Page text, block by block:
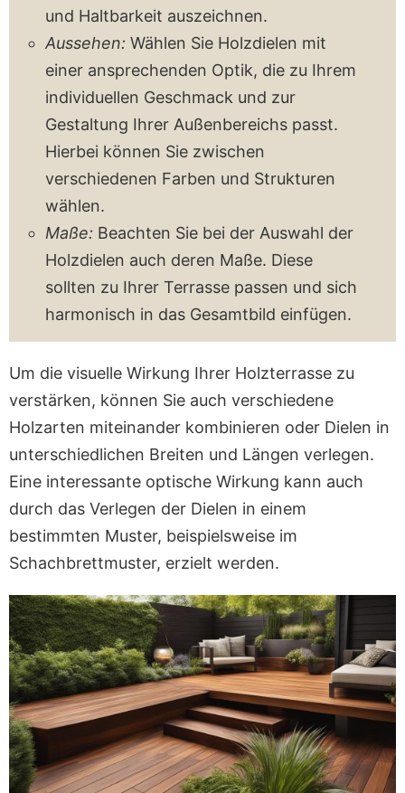
und Haltbarkeit auszeichnen.
Aussehen: Wählen Sie Holzdielen mit
einer ansprechenden Optik, die zu Ihrem
individuellen Geschmack und zur
Gestaltung Ihrer Außenbereichs passt.
Hierbei können Sie zwischen
verschiedenen Farben und Strukturen
wählen.
Maße: Beachten Sie bei der Auswahl der
Holzdielen auch deren Maße. Diese
sollten zu Ihrer Terrasse passen und sich
harmonisch in das Gesamtbild einfügen.
Um die visuelle Wirkung Ihrer Holzterrasse zu
verstärken, können Sie auch verschiedene
Holzarten miteinander kombinieren oder Dielen in
unterschiedlichen Breiten und Längen verlegen.
Eine interessante optische Wirkung kann auch
durch das Verlegen der Dielen in einem
bestimmten Muster, beispielsweise im
Schachbrettmuster, erzielt werden.